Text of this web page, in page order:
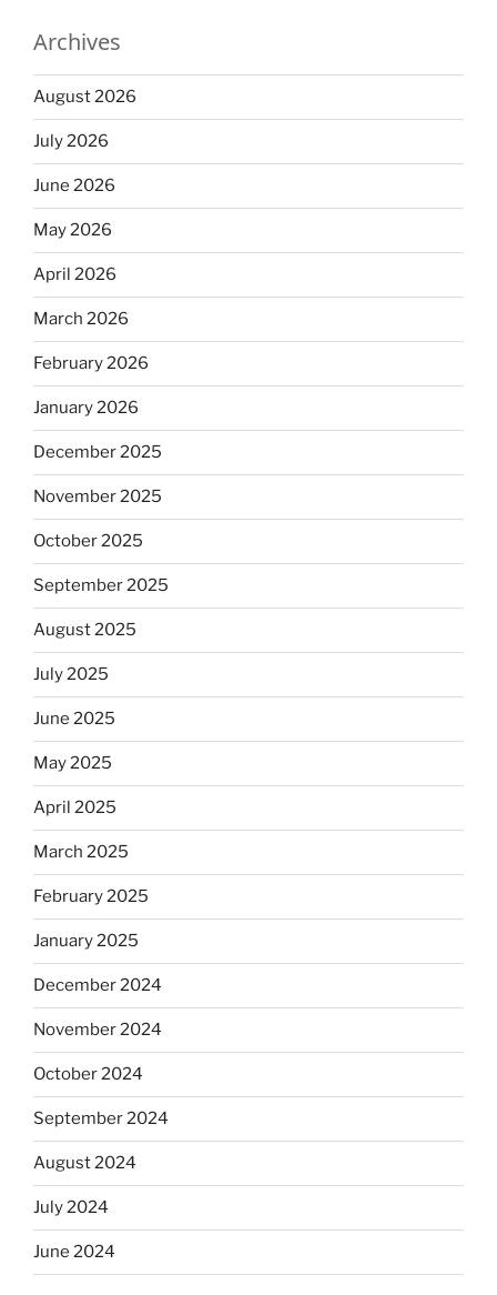
Archives
August 2026
July 2026
June 2026
May 2026
April 2026
March 2026
February 2026
January 2026
December 2025
November 2025
October 2025
September 2025
August 2025
July 2025
June 2025
May 2025
April 2025
March 2025
February 2025
January 2025
December 2024
November 2024
October 2024
September 2024
August 2024
July 2024
June 2024